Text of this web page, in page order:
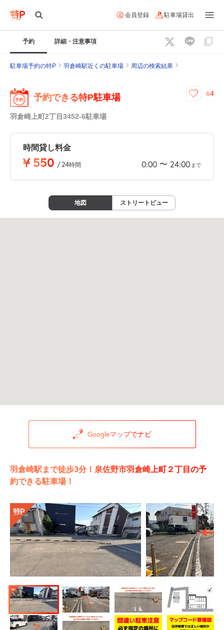
会員登録 駐車場貸出
予約 詳細・注意事項
駐車場予約の特P 羽倉崎駅近くの駐車場 周辺の検索結果
予約できる特P駐車場
羽倉崎上町2丁目3452-6駐車場
64
時間貸し料金
¥ 550 /24時間 0:00 〜 24:00 まで
地図 ストリートビュー
Googleマップでナビ
羽倉崎駅まで徒歩3分！泉佐野市羽倉崎上町２丁目の予
約できる駐車場！